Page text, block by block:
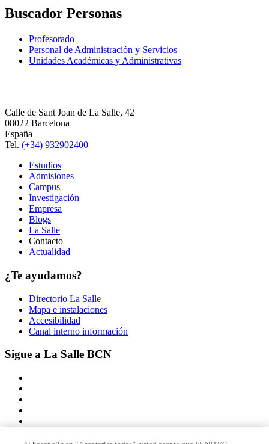
Buscador Personas
Profesorado
Personal de Administración y Servicios
Unidades Académicas y Administrativas
Calle de Sant Joan de La Salle, 42
08022 Barcelona
España
Tel. (+34) 932902400
Estudios
Admisiones
Campus
Investigación
Empresa
Blogs
La Salle
Contacto
Actualidad
¿Te ayudamos?
Directorio La Salle
Mapa e instalaciones
Accesibilidad
Canal interno información
Sigue a La Salle BCN